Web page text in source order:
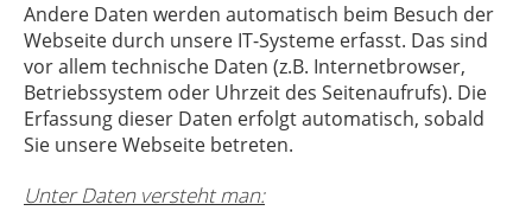
Andere Daten werden automatisch beim Besuch der
Webseite durch unsere IT-Systeme erfasst. Das sind
vor allem technische Daten (z.B. Internetbrowser,
Betriebssystem oder Uhrzeit des Seitenaufrufs). Die
Erfassung dieser Daten erfolgt automatisch, sobald
Sie unsere Webseite betreten.
Unter Daten versteht man: